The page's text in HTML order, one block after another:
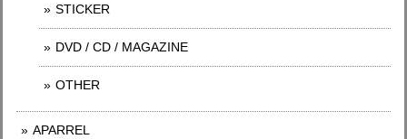
STICKER
DVD / CD / MAGAZINE
OTHER
APARREL